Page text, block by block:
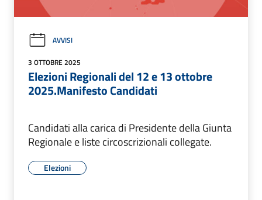
AVVISI
3 OTTOBRE 2025
Elezioni Regionali del 12 e 13 ottobre
2025.Manifesto Candidati
Candidati alla carica di Presidente della Giunta
Regionale e liste circoscrizionali collegate.
Elezioni